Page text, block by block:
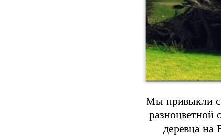
Мы привыкли
разноцветной
деревца на